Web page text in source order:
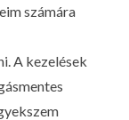
számára
A kezelések